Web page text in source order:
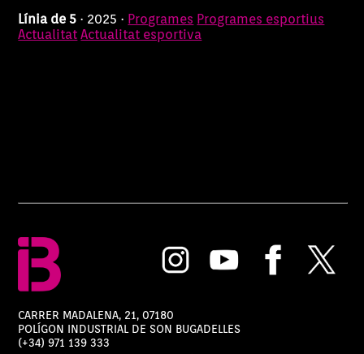
Línia de 5 · 2025 · Programes Programes esportius
Actualitat Actualitat esportiva
CARRER MADALENA, 21, 07180
POLÍGON INDUSTRIAL DE SON BUGADELLES
(+34) 971 139 333